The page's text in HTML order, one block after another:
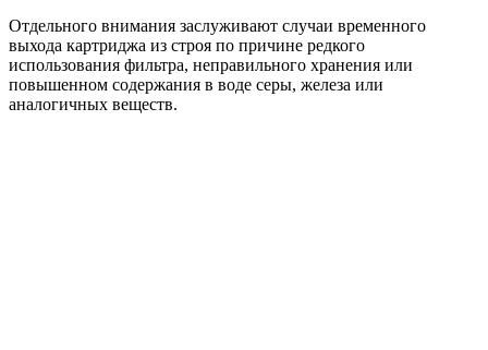
Отдельного внимания заслуживают случаи временного
выхода картриджа из строя по причине редкого
использования фильтра, неправильного хранения или
повышенном содержания в воде серы, железа или
аналогичных веществ.